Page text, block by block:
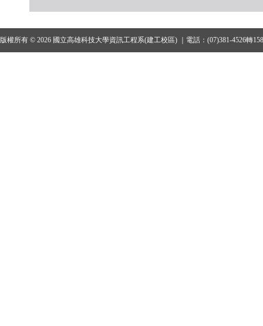
版權所有 © 2026 國立高雄科技大學資訊工程系(建工校區) ｜電話：(07)381-4526轉